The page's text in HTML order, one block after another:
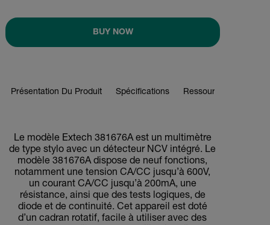
BUY NOW
Présentation Du Produit Spécifications Ressources Et
Le modèle Extech 381676A est un multimètre
de type stylo avec un détecteur NCV intégré. Le
modèle 381676A dispose de neuf fonctions,
notamment une tension CA/CC jusqu’à 600V,
un courant CA/CC jusqu’à 200mA, une
résistance, ainsi que des tests logiques, de
diode et de continuité. Cet appareil est doté
d’un cadran rotatif, facile à utiliser avec des